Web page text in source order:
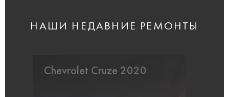
НАШИ НЕДАВНИЕ РЕМОНТЫ
Chevrolet Cruze 2020